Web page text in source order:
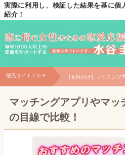
実際に利用し、検証した結果を基に個
紹介！
TOP
個別恋愛相談について
対面相談について
お問い合わせ
彼氏サイトＴＯＰ 【女性向け】マッチング
マッチングアプリやマッ
の目線で比較！